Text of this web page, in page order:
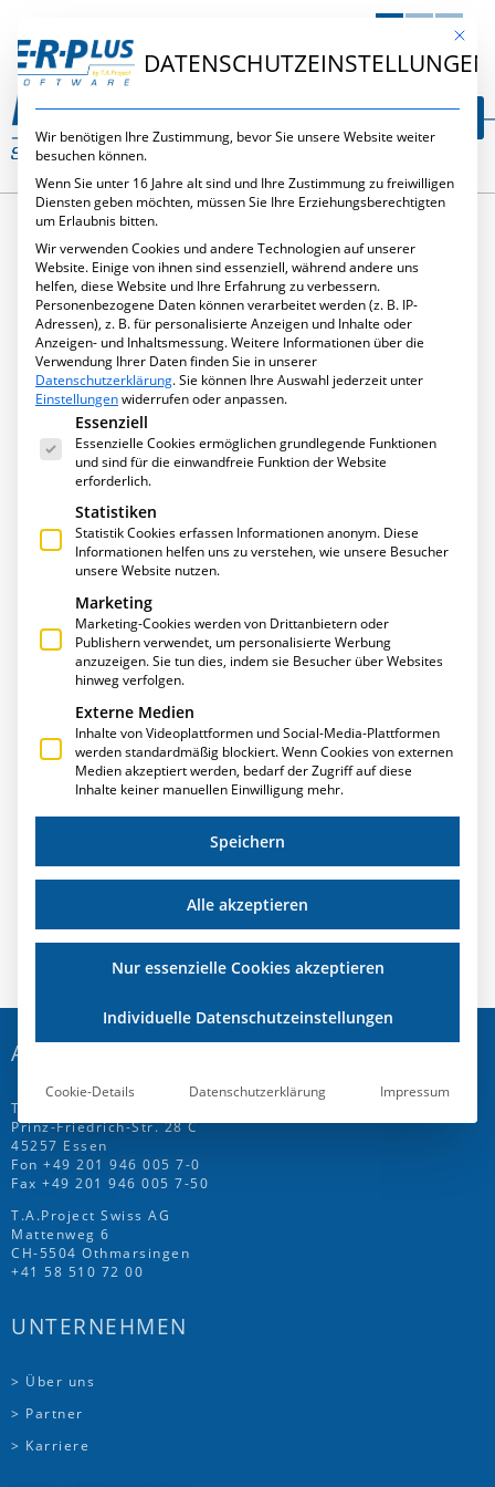
NL
SCHLAGWORT:
ZERTIFIZIERT
E-R-PLUS ERHÄLT GÜTESIEGEL „SOFTWARE
MADE IN GERMANY”
E-R-Plus vereint kompetenten Kundenservice, erstklassige
Qualität, Praxistauglichkeit und garantierte
Zukunftsfähigkeit – und erfüllt damit alle Anforderungen,
Germany”
Weiterlesen »
ADRESSE
T.A.Project GmbH
Prinz-Friedrich-Str. 28 C
45257 Essen
Fon +49 201 946 005 7-0
Fax +49 201 946 005 7-50
T.A.Project Swiss AG
Mattenweg 6
CH-5504 Othmarsingen
+41 58 510 72 00
UNTERNEHMEN
> Über uns
> Partner
> Karriere
Mit
DATENSCHUTZEINSTELLUNGEN
Wir benötigen Ihre Zustimmung, bevor Sie unsere Website weiter
besuchen können.
Wenn Sie unter 16 Jahre alt sind und Ihre Zustimmung zu freiwilligen
Diensten geben möchten, müssen Sie Ihre Erziehungsberechtigten
um Erlaubnis bitten.
Wir verwenden Cookies und andere Technologien auf unserer
Website. Einige von ihnen sind essenziell, während andere uns
helfen, diese Website und Ihre Erfahrung zu verbessern.
Personenbezogene Daten können verarbeitet werden (z. B. IP-
Adressen), z. B. für personalisierte Anzeigen und Inhalte oder
Anzeigen- und Inhaltsmessung.Weitere Informationen über die
Verwendung Ihrer Daten finden Sie in unserer
Datenschutzerklärung.Sie können Ihre Auswahl jederzeit unter
Einstellungenwiderrufen oder anpassen.
Es folgt eine Liste der Service-Gruppen, für die eine
Essenziell
Essenzielle Cookies ermöglichen grundlegende Funktionen
und sind für die einwandfreie Funktion der Website
erforderlich.
Statistiken
Statistik Cookies erfassen Informationen anonym. Diese
Informationen helfen uns zu verstehen, wie unsere Besucher
unsere Website nutzen.
Marketing
Marketing-Cookies werden von Drittanbietern oder
Publishern verwendet, um personalisierte Werbung
anzuzeigen. Sie tun dies, indem sie Besucher über Websites
hinweg verfolgen.
Externe Medien
Inhalte von Videoplattformen und Social-Media-Plattformen
werden standardmäßig blockiert. Wenn Cookies von externen
Medien akzeptiert werden, bedarf der Zugriff auf diese
Inhalte keiner manuellen Einwilligung mehr.
Speichern
Alle akzeptieren
Nur essenzielle Cookies akzeptieren
Individuelle Datenschutzeinstellungen
Cookie-Details Datenschutzerklärung Impressum